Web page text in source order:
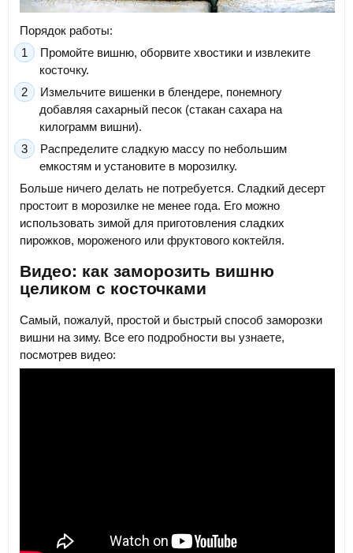
Порядок работы:
Промойте вишню, оборвите хвостики и извлеките
косточку.
Измельчите вишенки в блендере, понемногу
добавляя сахарный песок (стакан сахара на
килограмм вишни).
Распределите сладкую массу по небольшим
емкостям и установите в морозилку.
Больше ничего делать не потребуется. Сладкий десерт
простоит в морозилке не менее года. Его можно
использовать зимой для приготовления сладких
пирожков, мороженого или фруктового коктейля.
Видео: как заморозить вишню
целиком с косточками
Самый, пожалуй, простой и быстрый способ заморозки
вишни на зиму. Все его подробности вы узнаете,
посмотрев видео: